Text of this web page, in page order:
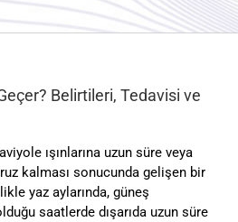
Belirtileri, Tedavisi ve
ışınlarına uzun süre veya
kalması sonucunda gelişen bir
yaz aylarında, güneş
saatlerde dışarıda uzun süre